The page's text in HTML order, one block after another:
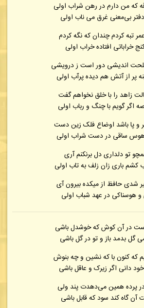
که من دارم در رهن شراب اولی
بی‌معنی غرق می ناب اولی
تبه کردم چندان که نگه کردم
خراباتی افتاده خراب اولی
اندیشی دور است ز درویشی
پر از آتش هم دیده پرآب اولی
زاهد را با خلق نخواهم گفت
اگر گویم با چنگ و رباب اولی
و پا باشد اوضاع فلک زین دست
ساقی در دست شراب اولی
تو دلداری دل برنکنم آری
کشم باری زان زلف به تاب اولی
شدی حافظ از میکده بیرون آی
و هوسناکی در عهد شباب اولی
است در آن کوش که خوشدل باشی
گل بدمد باز و تو در گل باشی
که کنون با که نشین و چه بنوش
دانی اگر زیرک و عاقل باشی
پرده همین می‌دهدت پند ولی
آن گاه کند سود که قابل باشی